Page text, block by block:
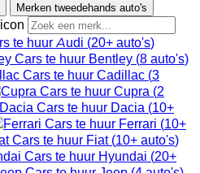
Merken tweedehands auto's
Audi (20+ auto's)
Bentley (8 auto's)
Cadillac (3
Cupra (2
Dacia (10+
Ferrari (10+
Fiat (10+ auto's)
Hyundai (20+